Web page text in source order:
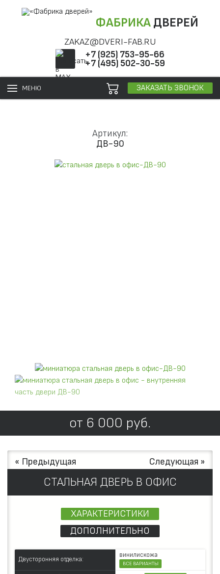
ФАБРИКАДВЕРЕЙ
ZAKAZ@DVERI-FAB.RU
+7 (925) 753-95-66
+7 (495) 502-30-59
МЕНЮ ЗАКАЗАТЬ ЗВОНОК
Артикул:
ДВ-90
от 6 000 руб.
« Предыдущая Следующая »
СТАЛЬНАЯ ДВЕРЬ В ОФИС
ХАРАКТЕРИСТИКИ
ДОПОЛНИТЕЛЬНО
Двусторонняя отделка:
винилискожа
ВСЕ ВАРИАНТЫ